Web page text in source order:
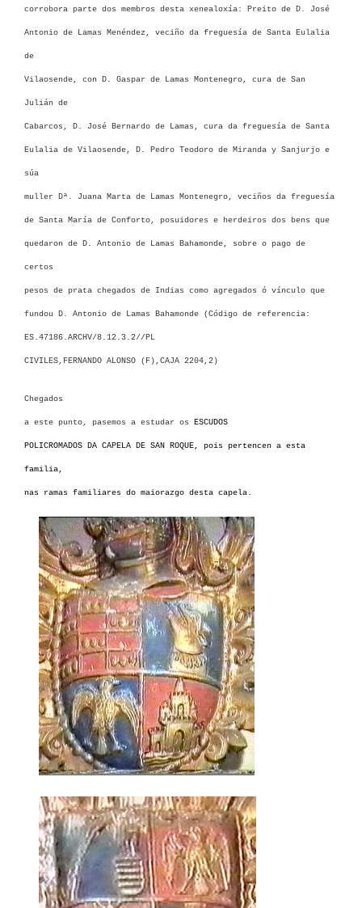
corrobora parte dos membros desta xenealoxía: Preito de D. José
Antonio de Lamas Menéndez, veciño da freguesía de Santa Eulalia
de
Vilaosende, con D. Gaspar de Lamas Montenegro, cura de San
Julián de
Cabarcos, D. José Bernardo de Lamas, cura da freguesía de Santa
Eulalia de Vilaosende, D. Pedro Teodoro de Miranda y Sanjurjo e
súa
muller Dª. Juana Marta de Lamas Montenegro, veciños da freguesía
de Santa María de Conforto, posuidores e herdeiros dos bens que
quedaron de D. Antonio de Lamas Bahamonde, sobre o pago de
certos
pesos de prata chegados de Indias como agregados ó vínculo que
fundou D. Antonio de Lamas Bahamonde (Código de referencia:
ES.47186.ARCHV/8.12.3.2//PL
CIVILES,FERNANDO ALONSO (F),CAJA 2204,2)
Chegados
a este punto, pasemos a estudar os ESCUDOS
POLICROMADOS DA CAPELA DE SAN ROQUE, pois pertencen a esta
familia,
nas ramas familiares do maiorazgo desta capela.